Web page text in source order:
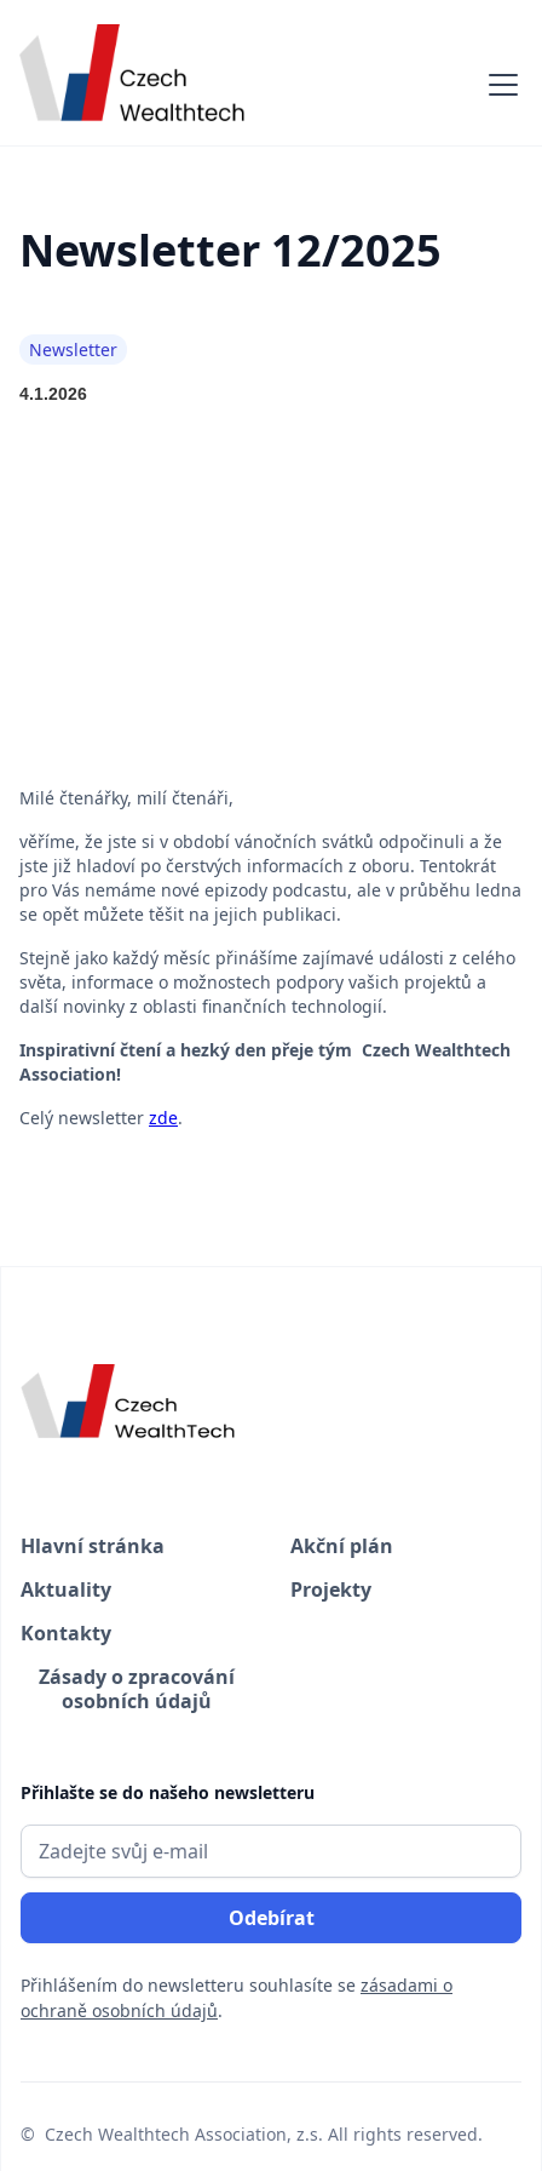
Newsletter 12/2025
Newsletter
4.1.2026
Milé čtenářky, milí čtenáři,
věříme, že jste si v období vánočních svátků odpočinuli a že
jste již hladoví po čerstvých informacích z oboru. Tentokrát
pro Vás nemáme nové epizody podcastu, ale v průběhu ledna
se opět můžete těšit na jejich publikaci.
Stejně jako každý měsíc přinášíme zajímavé události z celého
světa, informace o možnostech podpory vašich projektů a
další novinky z oblasti finančních technologií.
Inspirativní čtení a hezký den přeje tým Czech Wealthtech
Association!
Celý newsletter zde.
Hlavní stránka
Akční plán
Aktuality
Projekty
Kontakty
Zásady o zpracování
osobních údajů
Přihlašte se do našeho newsletteru
Přihlášením do newsletteru souhlasíte se zásadami o
ochraně osobních údajů.
© Czech Wealthtech Association, z.s. All rights reserved.